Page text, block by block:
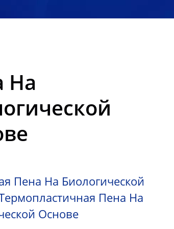
На
Пена На Биологической
Пена На
Основе